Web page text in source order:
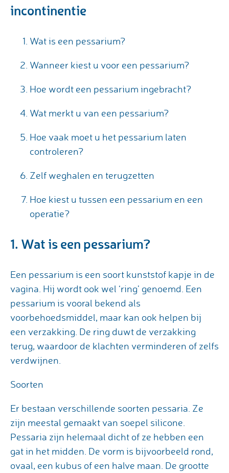
incontinentie
Wat is een pessarium?
Wanneer kiest u voor een pessarium?
Hoe wordt een pessarium ingebracht?
Wat merkt u van een pessarium?
Hoe vaak moet u het pessarium laten
controleren?
Zelf weghalen en terugzetten
Hoe kiest u tussen een pessarium en een
operatie?
1. Wat is een pessarium?
Een pessarium is een soort kunststof kapje in de
vagina. Hij wordt ook wel ‘ring’ genoemd. Een
pessarium is vooral bekend als
voorbehoedsmiddel, maar kan ook helpen bij
een verzakking. De ring duwt de verzakking
terug, waardoor de klachten verminderen of zelfs
verdwijnen.
Soorten
Er bestaan verschillende soorten pessaria. Ze
zijn meestal gemaakt van soepel silicone.
Pessaria zijn helemaal dicht of ze hebben een
gat in het midden. De vorm is bijvoorbeeld rond,
ovaal, een kubus of een halve maan. De grootte